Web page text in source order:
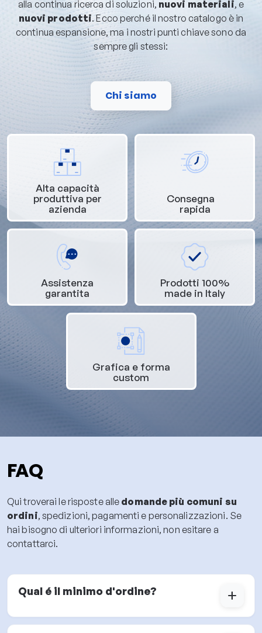
alla continua ricerca di soluzioni, nuovi materiali, e
nuovi prodotti. Ecco perché il nostro catalogo è in
continua espansione, ma i nostri punti chiave sono da
sempre gli stessi:
Chi siamo
Alta capacità
produttiva per
azienda
Consegna
rapida
Assistenza
garantita
Prodotti 100%
made in Italy
Grafica e forma
custom
FAQ
Qui troverai le risposte alle domande più comuni su
ordini, spedizioni, pagamenti e personalizzazioni. Se
hai bisogno di ulteriori informazioni, non esitare a
contattarci.
Qual é il minimo d'ordine? add